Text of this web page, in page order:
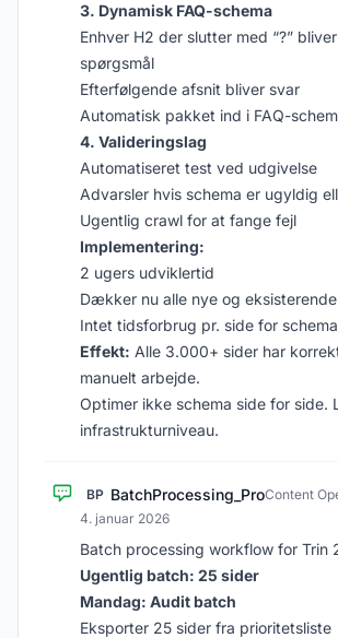
3. Dynamisk FAQ-schema
Enhver H2 der slutter med “?”
spørgsmål
Efterfølgende afsnit bliver svar
Automatisk pakket ind i FAQ-
4. Valideringslag
Automatiseret test ved udgivelse
Advarsler hvis schema er ugyldig
Ugentlig crawl for at fange fejl
Implementering:
2 ugers udviklertid
Dækker nu alle nye og
Intet tidsforbrug pr. side for schema
Effekt: Alle 3.000+ sider har
manuelt arbejde.
Optimer ikke schema side for side.
infrastrukturniveau.
BP BatchProcessing_ProContent
4. januar 2026
Batch processing workflow for Trin
Ugentlig batch: 25 sider
Mandag: Audit batch
Eksporter 25 sider fra prioritetsliste